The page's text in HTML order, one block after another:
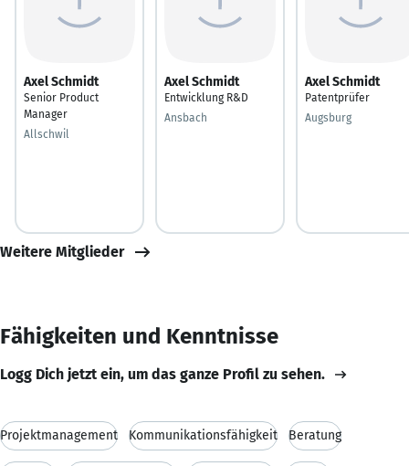
Axel Schmidt
Senior Product
Manager
Allschwil
Axel Schmidt
Entwicklung R&D
Ansbach
Axel Schmidt
Patentprüfer
Augsburg
Weitere Mitglieder
Fähigkeiten und Kenntnisse
Logg Dich jetzt ein, um das ganze Profil zu sehen.
Projektmanagement Kommunikationsfähigkeit Beratung